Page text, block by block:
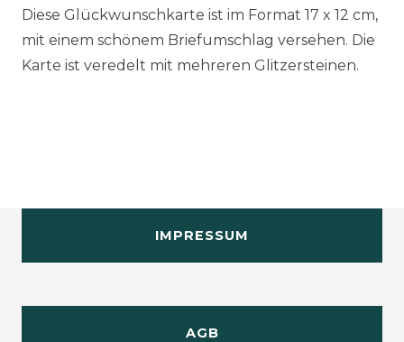
Diese Glückwunschkarte ist im Format 17 x 12 cm,
mit einem schönem Briefumschlag versehen. Die
Karte ist veredelt mit mehreren Glitzersteinen.
IMPRESSUM
AGB